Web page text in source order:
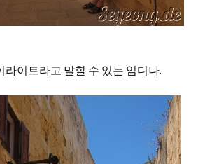
라이트라고 말할 수 있는 임디나.